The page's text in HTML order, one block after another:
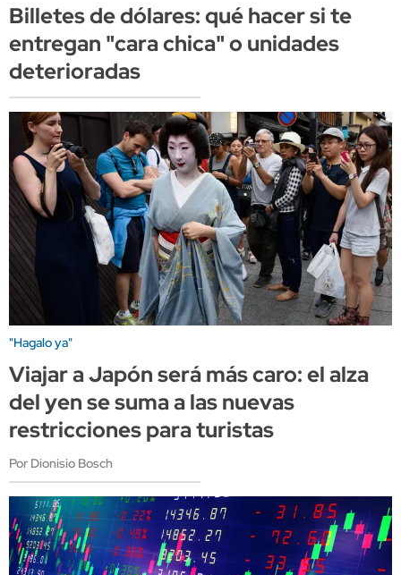
Billetes de dólares: qué hacer si te
entregan "cara chica" o unidades
deterioradas
"Hagalo ya"
Viajar a Japón será más caro: el alza
del yen se suma a las nuevas
restricciones para turistas
Por Dionisio Bosch